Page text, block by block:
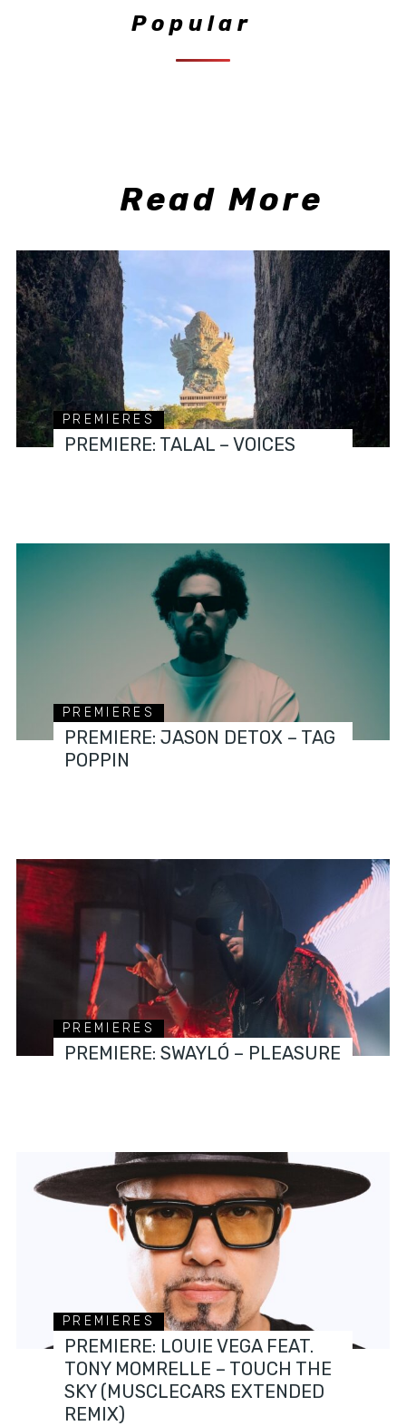
Popular
Read More
PREMIERES
PREMIERE: TALAL – VOICES
PREMIERES
PREMIERE: JASON DETOX – TAG
POPPIN
PREMIERES
PREMIERE: SWAYLÓ – PLEASURE
PREMIERES
PREMIERE: LOUIE VEGA FEAT.
TONY MOMRELLE – TOUCH THE
SKY (MUSCLECARS EXTENDED
REMIX)